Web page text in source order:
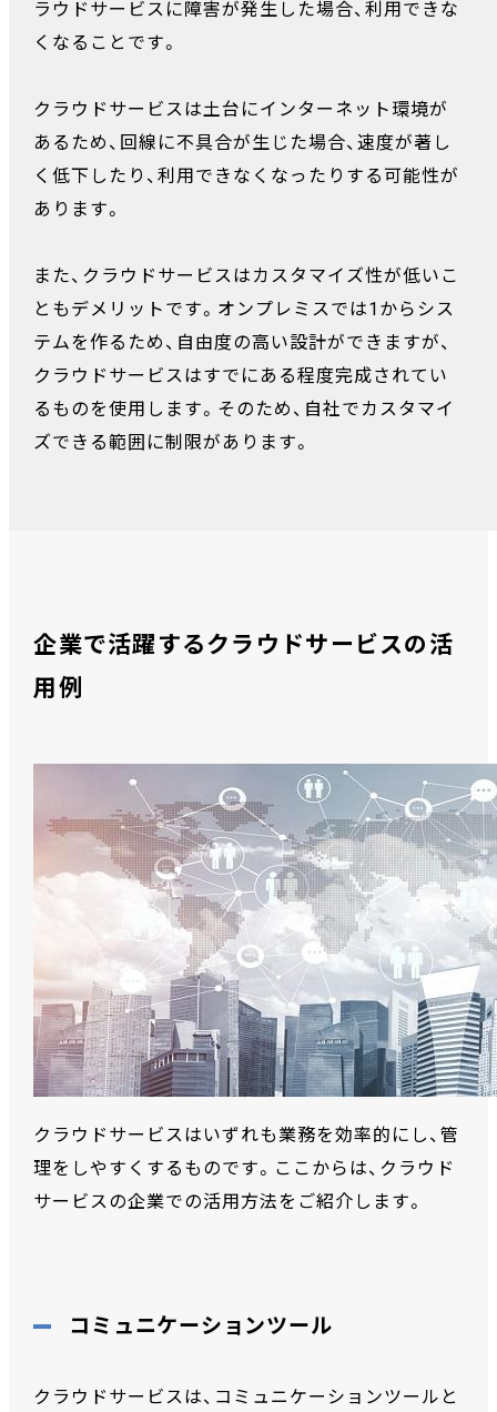
ラウドサービスに障害が発生した場合、利用できな
くなることです。
クラウドサービスは土台にインターネット環境が
あるため、回線に不具合が生じた場合、速度が著し
く低下したり、利用できなくなったりする可能性が
あります。
また、クラウドサービスはカスタマイズ性が低いこ
ともデメリットです。オンプレミスでは1からシス
テムを作るため、自由度の高い設計ができますが、
クラウドサービスはすでにある程度完成されてい
るものを使用します。そのため、自社でカスタマイ
ズできる範囲に制限があります。
企業で活躍するクラウドサービスの活
用例
クラウドサービスはいずれも業務を効率的にし、管
理をしやすくするものです。ここからは、クラウド
サービスの企業での活用方法をご紹介します。
コミュニケーションツール
クラウドサービスは、コミュニケーションツールと